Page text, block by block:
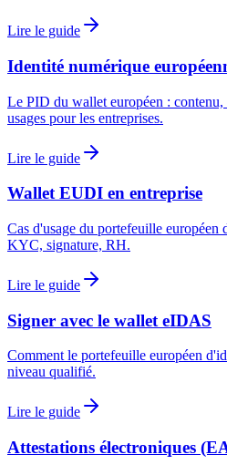
Lire le guide
Identité numérique
Le PID du wallet européen : contenu,
usages pour les entreprises.
Lire le guide
Wallet EUDI en entreprise
Cas d'usage du portefeuille européen
KYC, signature, RH.
Lire le guide
Signer avec le wallet eIDAS
Comment le portefeuille européen
niveau qualifié.
Lire le guide
Attestations électroniques